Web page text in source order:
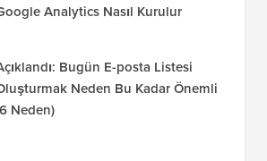
Analytics Nasıl Kurulur
Bugün E-posta Listesi
Neden Bu Kadar Önemli
Neden)